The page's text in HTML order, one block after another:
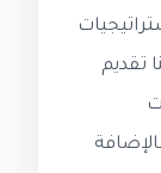
تقديم